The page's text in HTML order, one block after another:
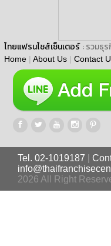
ไทยแฟรนไชส์เซ็นเตอร์ : รวมธุ
Home | About Us | Contact
Tel. 02-1019187
2026 All Right